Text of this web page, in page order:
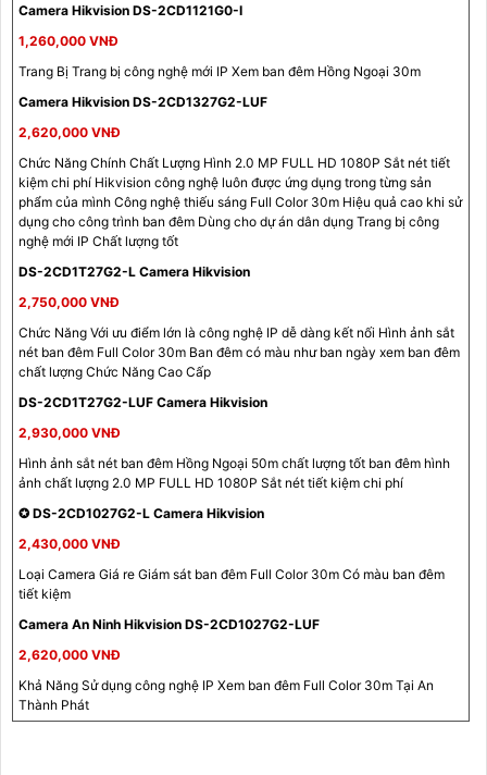
Camera Hikvision DS-2CD1121G0-I
1,260,000 VNĐ
Trang Bị Trang bị công nghệ mới IP Xem ban đêm Hồng Ngoại 30m
Camera Hikvision DS-2CD1327G2-LUF
2,620,000 VNĐ
Chức Năng Chính Chất Lượng Hình 2.0 MP FULL HD 1080P Sắt nét tiết
kiệm chi phí Hikvision công nghệ luôn được ứng dụng trong từng sản
phẩm của mình Công nghệ thiếu sáng Full Color 30m Hiệu quả cao khi sử
dụng cho công trình ban đêm Dùng cho dự án dân dụng Trang bị công
nghệ mới IP Chất lượng tốt
DS-2CD1T27G2-L Camera Hikvision
2,750,000 VNĐ
Chức Năng Với ưu điểm lớn là công nghệ IP dễ dàng kết nối Hình ảnh sắt
nét ban đêm Full Color 30m Ban đêm có màu như ban ngày xem ban đêm
chất lượng Chức Năng Cao Cấp
DS-2CD1T27G2-LUF Camera Hikvision
2,930,000 VNĐ
Hình ảnh sắt nét ban đêm Hồng Ngoại 50m chất lượng tốt ban đêm hình
ảnh chất lượng 2.0 MP FULL HD 1080P Sắt nét tiết kiệm chi phí
✪ DS-2CD1027G2-L Camera Hikvision
2,430,000 VNĐ
Loại Camera Giá re Giám sát ban đêm Full Color 30m Có màu ban đêm
tiết kiệm
Camera An Ninh Hikvision DS-2CD1027G2-LUF
2,620,000 VNĐ
Khả Năng Sử dụng công nghệ IP Xem ban đêm Full Color 30m Tại An
Thành Phát